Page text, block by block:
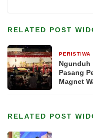
RELATED POST
PERISTIWA
Ngunduh
Pasang
Magnet
RELATED POST